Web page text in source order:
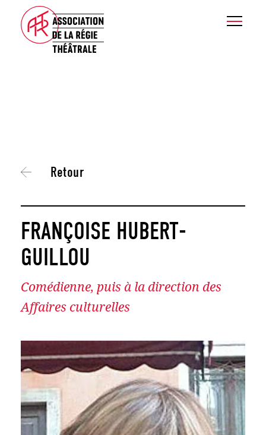
Retour
FRANÇOISE HUBERT-
GUILLOU
Comédienne, puis à la direction des
Affaires culturelles